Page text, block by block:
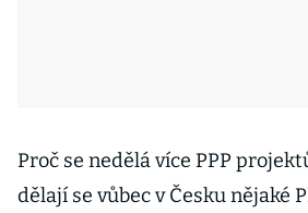
Proč se nedělá více PPP
dělají se vůbec v Česku nějaké